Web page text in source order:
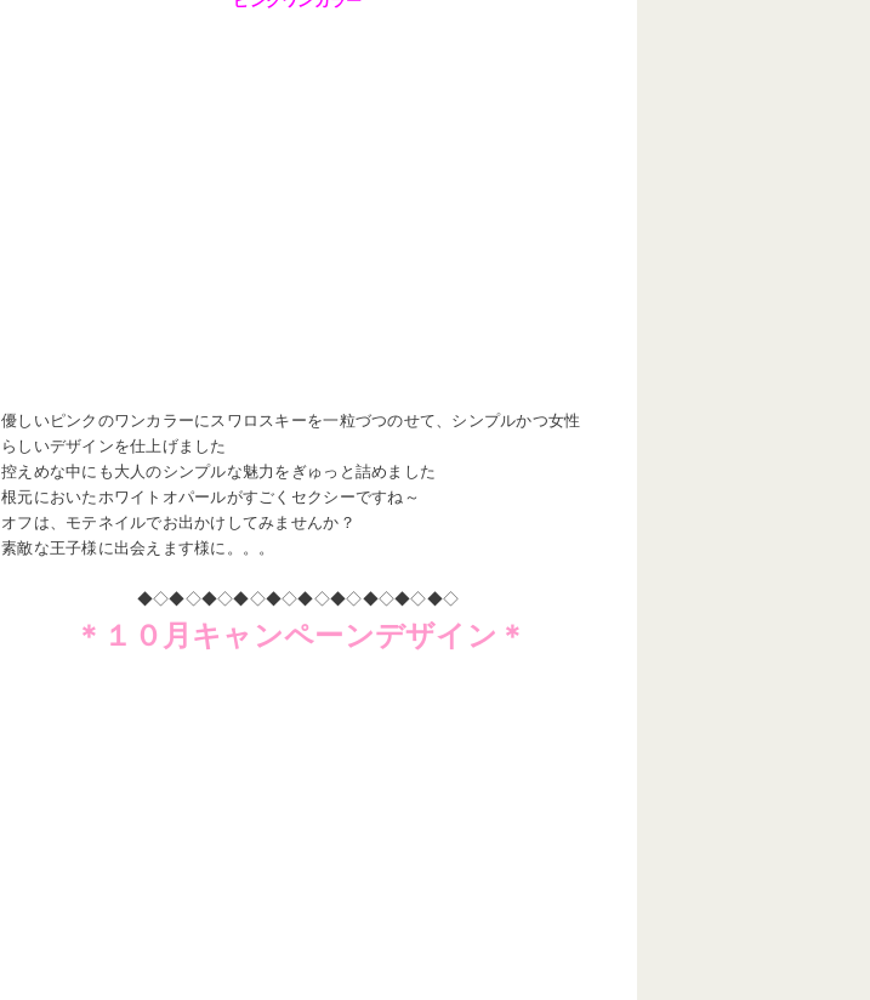
優しいピンクのワンカラーにスワロスキーを一粒づつのせて、シンプルかつ女性
らしいデザインを仕上げました
控えめな中にも大人のシンプルな魅力をぎゅっと詰めました
根元においたホワイトオパールがすごくセクシーですね～
オフは、モテネイルでお出かけしてみませんか？
素敵な王子様に出会えます様に。。。
◆◇◆◇◆◇◆◇◆◇◆◇◆◇◆◇◆◇◆◇
＊１０月キャンペーンデザイン＊